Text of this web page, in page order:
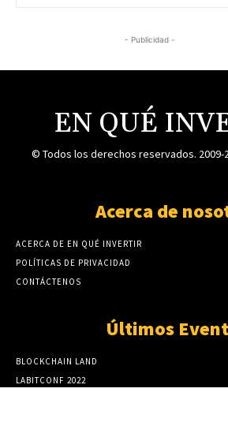
- Publicidad -
EN QUÉ
© Todos los derechos reservados. 2009-
Acerca de
ACERCA DE EN QUÉ INVERTIR
POLÍTICAS DE PRIVACIDAD
CONTÁCTENOS
Últimos
BLOCKCHAIN LAND
LABITCONF 2022